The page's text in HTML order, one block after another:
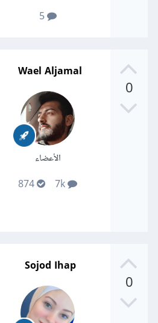
5
0
Wael Aljamal
الأعضاء
0
Sojod Ihap